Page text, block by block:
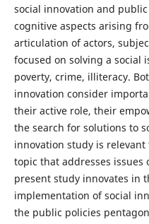
social innovation and
cognitive aspects arising
articulation of actors,
focused on solving a social
poverty, crime, illiteracy.
innovation consider
their active role, their
the search for solutions to
innovation study is relevant
topic that addresses issues
present study innovates in
implementation of social
the public policies